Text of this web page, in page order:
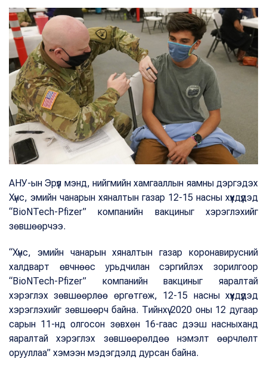
АНУ-ын Эрүүл мэнд, нийгмийн хамгааллын яамны дэргэдэх
Хүнс, эмийн чанарын хяналтын газар 12-15 насны хүүхдүүдэд
“BioNTech-Pfizer” компанийн вакциныг хэрэглэхийг
зөвшөөрчээ.
“Хүнс, эмийн чанарын хяналтын газар коронавирусний
халдварт өвчнөөс урьдчилан сэргийлэх зорилгоор
“BioNTech-Pfizer” компанийн вакциныг яаралтай
хэрэглэх зөвшөөрлөө өргөтгөж, 12-15 насны хүүхдүүдэд
хэрэглэхийг зөвшөөрч байна. Тийнхүү 2020 оны 12 дугаар
сарын 11-нд олгосон зөвхөн 16-гаас дээш насныханд
яаралтай хэрэглэх зөвшөөрөлдөө нэмэлт өөрчлөлт
орууллаа” хэмээн мэдэгдэлд дурсан байна.